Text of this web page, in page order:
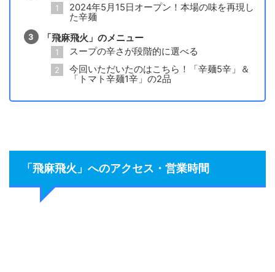
2024年5月15日オープン！本場の味を再現し
た辛麺
「飛麻飛火」のメニュー
スープの辛さが段階的に選べる
今回いただいたのはこちら！「辛麺5辛」＆
「トマト辛麺1辛」の2品
「飛麻飛火」へのアクセス・営業時間